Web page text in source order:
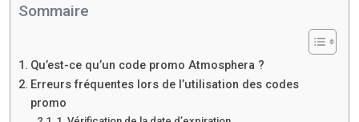
Sommaire
Qu’est-ce qu’un code promo Atmosphera ?
Erreurs fréquentes lors de l’utilisation des codes
promo